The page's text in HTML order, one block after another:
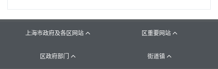
上海市政府及各区网站  区重要网站 
区政府部门  街道镇 